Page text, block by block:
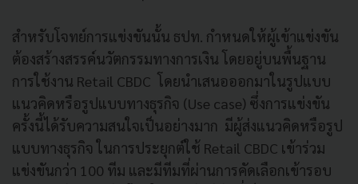
สำหรับโจทย์การแข่งขันนั้น ธปท. กำหนดให้ผู้เข้าแข่งขัน
ต้องสร้างสรรค์นวัตกรรมทางการเงิน โดยอยู่บนพื้นฐาน
การใช้งาน Retail CBDC โดยนำเสนอออกมาในรูปแบบ
แนวคิดหรือรูปแบบทางธุรกิจ (Use case) ซึ่งการแข่งขัน
ครั้งนี้ได้รับความสนใจเป็นอย่างมาก มีผู้ส่งแนวคิดหรือรูป
แบบทางธุรกิจ ในการประยุกต์ใช้ Retail CBDC เข้าร่วม
แข่งขันกว่า 100 ทีม และมีทีมที่ผ่านการคัดเลือกเข้ารอบ